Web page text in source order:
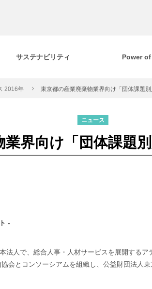
サステナビリティ Power
2016年 東京都の産業廃棄物業界向け「団体課題
ニュース
業界向け「団体課題
-
法人で、総合人事・人材サービスを展開する
会とコンソーシアムを組織し、公益財団法人